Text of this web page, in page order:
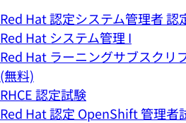
Red Hat 認定システム管理者 認
Red Hat システム管理 I
Red Hat ラーニングサブスクリ
(無料)
RHCE 認定試験
Red Hat 認定 OpenShift 管理者